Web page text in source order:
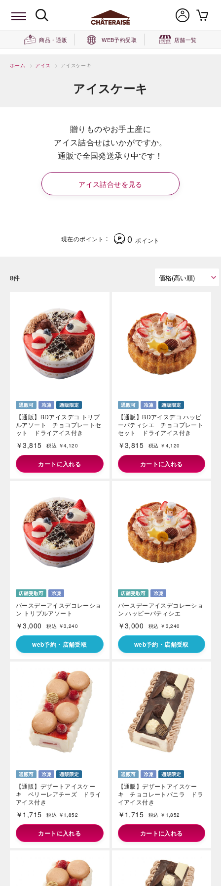
商品・通販 WEB予約受取 店舗一覧
ホーム > アイス > アイスケーキ
アイスケーキ
贈りものやお手土産に
アイス詰合せはいかがですか。
通販で全国発送承り中です！
アイス詰合せを見る
現在のポイント 0 ポイント
8件
【通販】BDアイスデコ トリプ
ルアソート チョコプレートセ
ット ドライアイス付き
￥3,815 税込 ￥4,120
カートに入れる
【通販】BDアイスデコ ハッピ
ーパティシエ チョコプレート
セット ドライアイス付き
￥3,815 税込 ￥4,120
カートに入れる
バースデーアイスデコレーショ
ン トリプルアソート
￥3,000 税込 ￥3,240
web予約・店舗受取
バースデーアイスデコレーショ
ン ハッピーパティシエ
￥3,000 税込 ￥3,240
web予約・店舗受取
【通販】デザートアイスケー
キ ベリーレアチーズ ドライ
アイス付き
￥1,715 税込 ￥1,852
カートに入れる
【通販】デザートアイスケー
キ チョコレートバニラ ドラ
イアイス付き
￥1,715 税込 ￥1,852
カートに入れる
岳や末広がりを意味す
やつ時」という意味を込
海外 Overseas shops
Malaysia
Hong Kong
Thailand
Vietnam